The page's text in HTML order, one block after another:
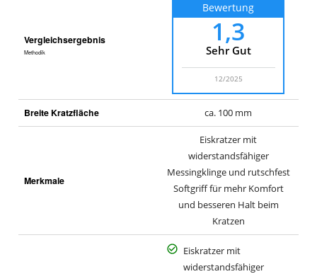
Vergleichsergebnis
Methodik
Bewertung
1,3
Sehr Gut
12/2025
Breite Kratzfläche ca. 100 mm
Merkmale
Eiskratzer mit
widerstandsfähiger
Messingklinge und rutschfest
Softgriff für mehr Komfort
und besseren Halt beim
Kratzen
Eiskratzer mit
widerstandsfähiger